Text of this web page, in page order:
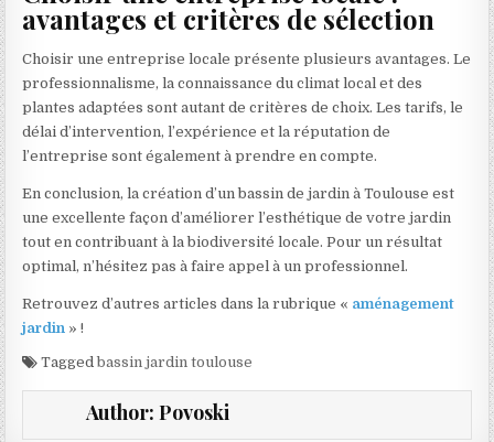
avantages et critères de sélection
Choisir une entreprise locale présente plusieurs avantages. Le
professionnalisme, la connaissance du climat local et des
plantes adaptées sont autant de critères de choix. Les tarifs, le
délai d’intervention, l’expérience et la réputation de
l’entreprise sont également à prendre en compte.
En conclusion, la création d’un bassin de jardin à Toulouse est
une excellente façon d’améliorer l’esthétique de votre jardin
tout en contribuant à la biodiversité locale. Pour un résultat
optimal, n’hésitez pas à faire appel à un professionnel.
Retrouvez d’autres articles dans la rubrique « aménagement
jardin » !
Taggedbassin jardin toulouse
Author: Povoski